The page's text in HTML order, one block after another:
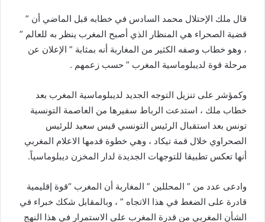
n
d
a
n
m
a
قال ملك الإحتلال محمد السادس في خطابه قبل الماضي أن ”
قضية الصحراء هي المنظار الذي أصبح المغرب ينظر به للعالم ”
، وهو خطاب وصفه الكثير من المغاربة أنه بمثابة ” الإعلان عن
مرحلة قوة لديبلوماسية المغرب ” حسب زعمهم .
وكمؤشر على تنزيل التوجه الجديد لديبلوماسية المغرب بعد
خطاب ملك ، استدعت الرباط سفيرها من العاصمة التونسية
تونس بعد استقبال الرئيس التونسي قيس سعيد للرئيس
الصحراوي خلال قمة تيكاد ، وهي خطوة قدمها الاعلام المغربي
أنها تعكس تطبيقا للتوجهات الجديدة لدار المخزن ديبلوماسياً.
وادعى عدد من ” المحللين ” المغاربة أن المغرب “قوة إقليمية
قادرة على الضغط في هذا الاتجاه ” ، وبالمقابل شكك خبراء في
الشأن المغربي من قدرة المغرب على الاستمرار في هذا النهج